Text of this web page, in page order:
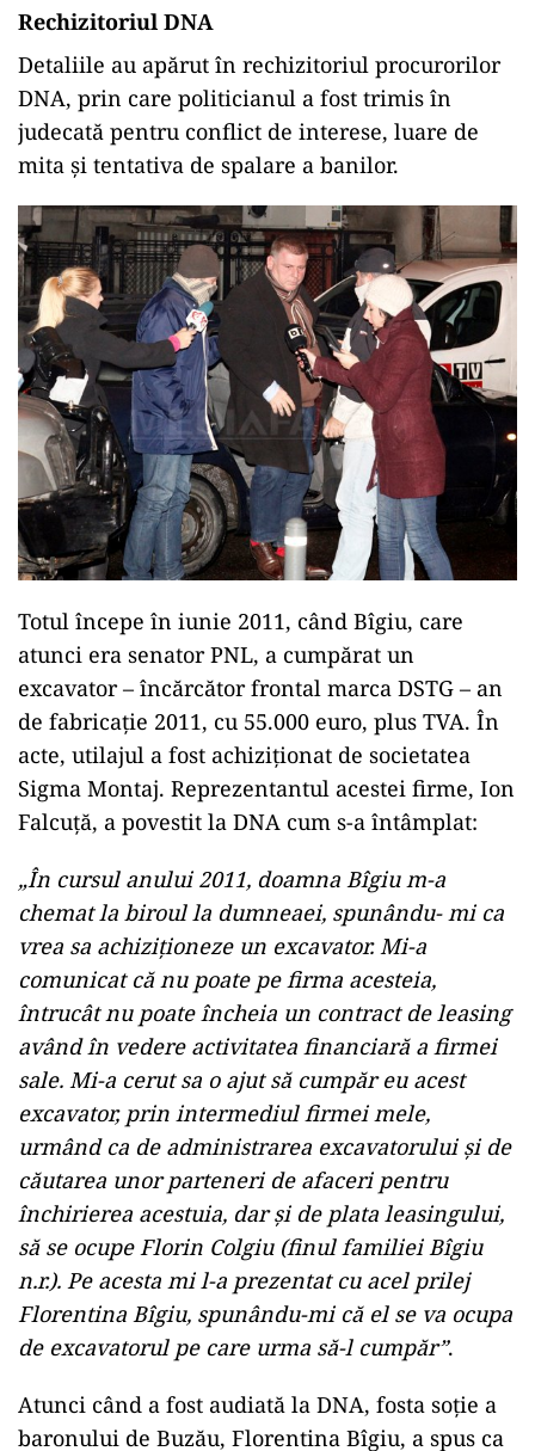
Rechizitoriul DNA
Detaliile au apărut în rechizitoriul procurorilor
DNA, prin care politicianul a fost trimis în
judecată pentru conflict de interese, luare de
mita și tentativa de spalare a banilor.
Totul începe în iunie 2011, când Bîgiu, care
atunci era senator PNL, a cumpărat un
excavator – încărcător frontal marca DSTG – an
de fabricație 2011, cu 55.000 euro, plus TVA. În
acte, utilajul a fost achiziționat de societatea
Sigma Montaj. Reprezentantul acestei firme, Ion
Falcuță, a povestit la DNA cum s-a întâmplat:
„În cursul anului 2011, doamna Bîgiu m-a
chemat la biroul la dumneaei, spunându- mi ca
vrea sa achiziționeze un excavator. Mi-a
comunicat că nu poate pe firma acesteia,
întrucât nu poate încheia un contract de leasing
având în vedere activitatea financiară a firmei
sale. Mi-a cerut sa o ajut să cumpăr eu acest
excavator, prin intermediul firmei mele,
urmând ca de administrarea excavatorului și de
căutarea unor parteneri de afaceri pentru
închirierea acestuia, dar și de plata leasingului,
să se ocupe Florin Colgiu (finul familiei Bîgiu
n.r.). Pe acesta mi l-a prezentat cu acel prilej
Florentina Bîgiu, spunându-mi că el se va ocupa
de excavatorul pe care urma să-l cumpăr”.
Atunci când a fost audiată la DNA, fosta soție a
baronului de Buzău, Florentina Bîgiu, a spus ca